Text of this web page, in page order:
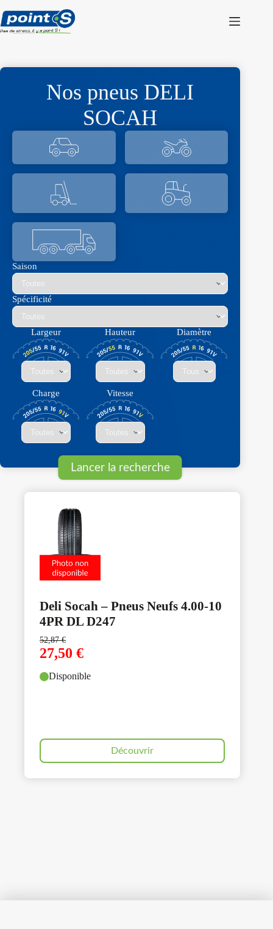
au
contenu
Nos pneus DELI
SOCAH
Saison
Spécificité
Largeur Hauteur Diamètre
Charge Vitesse
Deli Socah – Pneus Neufs 4.00-10
4PR DL D247
52,87€
27,50 €
Disponible
Découvrir